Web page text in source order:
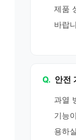
제품
바랍
Q. 안전
과열
기능
용하